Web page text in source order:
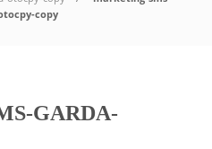
copy
GARDA-